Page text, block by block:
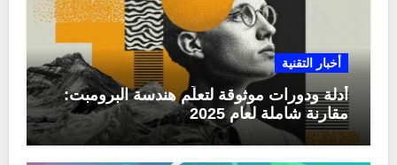
أخبار التقنية
أدلة ودورات موثوقة لتعلّم هندسة البرومبت:
مقارنة شاملة لعام 2025